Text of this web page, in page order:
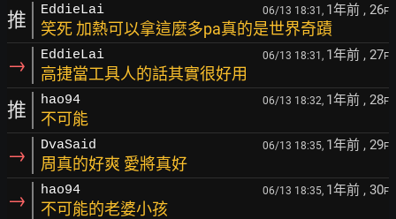
推 EddieLai 06/13 18:31, 1年前 , 26F
笑死 加熱可以拿這麼多pa真的是世界奇蹟
→ EddieLai 06/13 18:31, 1年前 , 27F
高捷當工具人的話其實很好用
推 hao94 06/13 18:32, 1年前 , 28F
不可能
→ DvaSaid 06/13 18:35, 1年前 , 29F
周真的好爽 愛將真好
→ hao94 06/13 18:35, 1年前 , 30F
不可能的老婆小孩